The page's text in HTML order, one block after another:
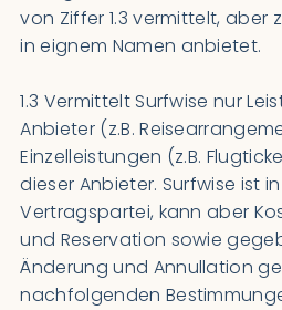
von Ziffer 1.3 vermittelt, aber
in eignem Namen anbietet.
1.3 Vermittelt Surfwise nur
Anbieter (z.B.
Einzelleistungen (z.B.
dieser Anbieter. Surfwise ist
Vertragspartei, kann aber
und Reservation sowie
Änderung und Annullation
nachfolgenden